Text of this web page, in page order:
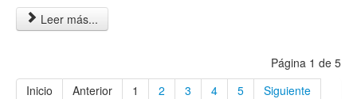
Leer más...
Página 1 de 5
Inicio
Anterior 1 2 3 4 5 Siguiente